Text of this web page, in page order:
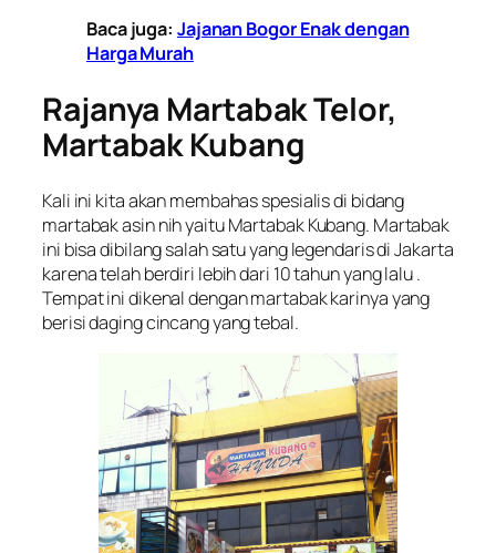
Baca juga: Jajanan Bogor Enak dengan
Harga Murah
Rajanya Martabak Telor,
Martabak Kubang
Kali ini kita akan membahas spesialis di bidang
martabak asin nih yaitu Martabak Kubang. Martabak
ini bisa dibilang salah satu yang legendaris di Jakarta
karena telah berdiri lebih dari 10 tahun yang lalu .
Tempat ini dikenal dengan martabak karinya yang
berisi daging cincang yang tebal.